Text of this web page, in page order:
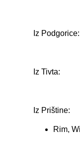
Iz Podgorice:
Iz Tivta:
Iz Prištine:
Rim,